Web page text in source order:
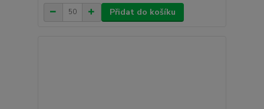
Přidat do košíku